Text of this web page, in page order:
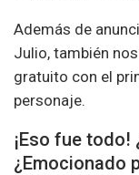
Además de
Julio, también
gratuito con el
personaje.
¡Eso fue
¿Emocionado